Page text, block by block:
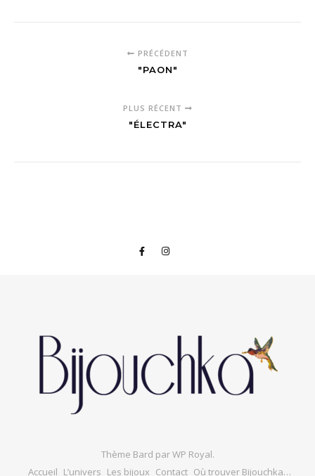
PRÉCÉDENT
"PAON"
PLUS RÉCENT
"ÉLECTRA"
Thème Bard parWP Royal.
Accueil L’univers Les bijoux Contact Où trouver Bijouchka…